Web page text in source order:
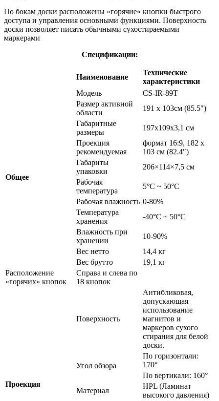
По бокам доски расположены «горячие» кнопки быстрого
доступа и управления основными функциями. Поверхность
доски позволяет писать обычными сухостираемыми
маркерами
Спецификации:
Наименование
Технические
характеристики
Общее
Модель
CS-IR-89T
Размер активной
области
191 x 103см (85.5″)
Габаритные
размеры
197x109x3,1 см
Проекция
рекомендуемая
формат 16:9, 182 x
103 см (82.4″)
Габариты
упаковки
206×114×7,5 см
Рабочая
температура
5°C ~ 50°C
Рабочая влажность 0-80%
Температура
хранения
-40°C ~ 50°C
Влажность при
хранении
10-90%
Вес нетто
14,4 кг
Вес брутто
19,1 кг
Расположение
«горячих» кнопок
Справа и слева по
18 кнопок
Проекция
Поверхность
Антибликовая,
допускающая
использование
магнитов и
маркеров сухого
стирания для белой
доски.
Угол обзора
По горизонтали:
170°
По вертикали: 160°
Материал
HPL (Ламинат
высокого давления)